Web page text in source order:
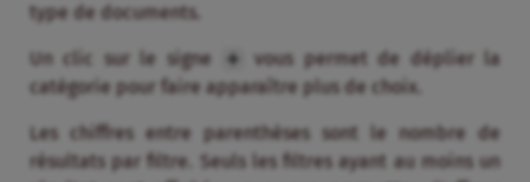
type de documents.
Un clic sur le signe
vous permet de déplier la
catégorie pour faire apparaître plus de choix.
Les chiffres entre parenthèses sont le nombre de
résultats par filtre. Seuls les filtres ayant au moins un